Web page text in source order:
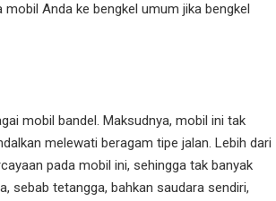
Anda ke bengkel umum jika bengkel
mobil bandel. Maksudnya, mobil ini tak
melewati beragam tipe jalan. Lebih dari
pada mobil ini, sehingga tak banyak
sebab tetangga, bahkan saudara sendiri,